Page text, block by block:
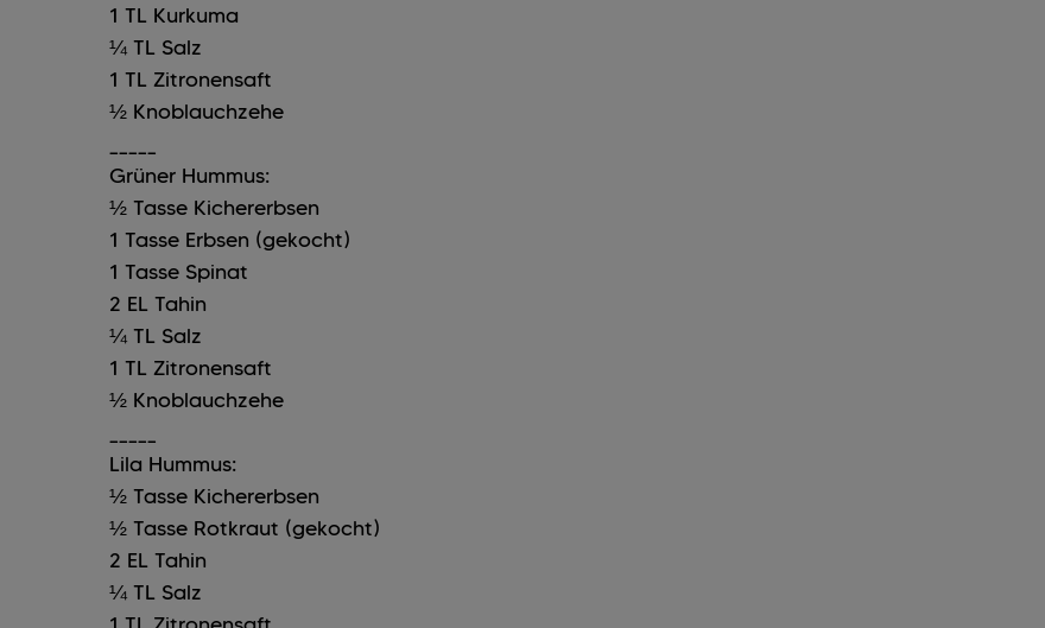
1 TL Kurkuma
¼ TL Salz
1 TL Zitronensaft
½ Knoblauchzehe
Grüner Hummus:
½ Tasse Kichererbsen
1 Tasse Erbsen (gekocht)
1 Tasse Spinat
2 EL Tahin
¼ TL Salz
1 TL Zitronensaft
½ Knoblauchzehe
Lila Hummus:
½ Tasse Kichererbsen
½ Tasse Rotkraut (gekocht)
2 EL Tahin
¼ TL Salz